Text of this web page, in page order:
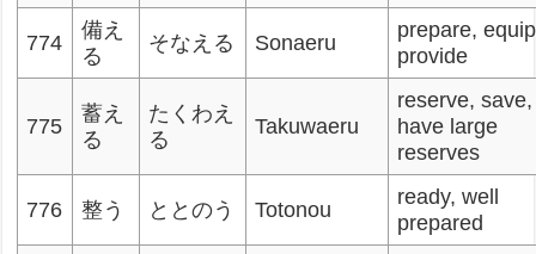
774
備え
る
そなえる Sonaeru
prepare,
provide
775
蓄え
る
たくわえ
る
Takuwaeru
reserve, save,
have large
reserves
776 整う ととのう Totonou
ready, well
prepared